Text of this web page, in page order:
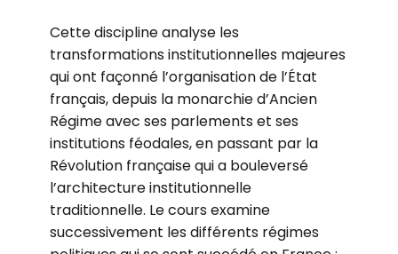
Cette discipline analyse les
transformations institutionnelles majeures
qui ont façonné l’organisation de l’État
français, depuis la monarchie d’Ancien
Régime avec ses parlements et ses
institutions féodales, en passant par la
Révolution française qui a bouleversé
l’architecture institutionnelle
traditionnelle. Le cours examine
successivement les différents régimes